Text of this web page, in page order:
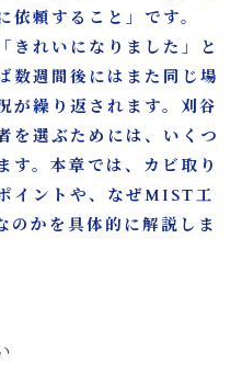
依頼すること」です。
きれいになりました」と
数週間後にはまた同じ場
が繰り返されます。刈谷
を選ぶためには、いくつ
す。本章では、カビ取り
イントや、なぜMIST工
かを具体的に解説しま